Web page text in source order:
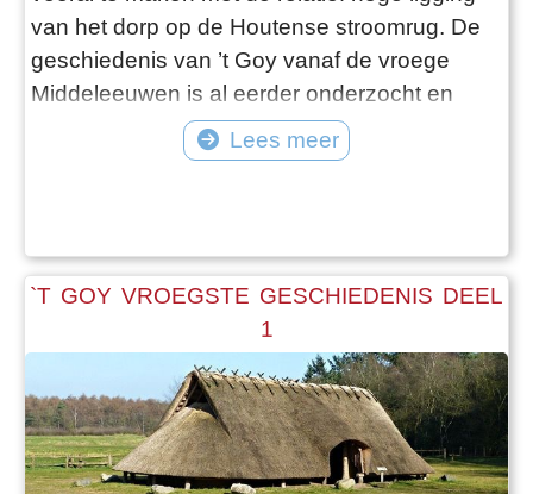
van het dorp op de Houtense stroomrug. De
geschiedenis van ’t Goy vanaf de vroege
Middeleeuwen is al eerder onderzocht en
beschreven. Mede door diverse
archeologische onderzoeken in de omgeving
het dorp naar boven ge
Lees meer
`T GOY VROEGSTE GESCHIEDENIS DEEL
1